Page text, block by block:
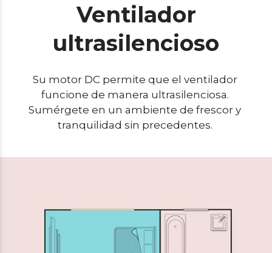
Ventilador
ultrasilencioso
Su motor DC permite que el ventilador
funcione de manera ultrasilenciosa.
Sumérgete en un ambiente de frescor y
tranquilidad sin precedentes.